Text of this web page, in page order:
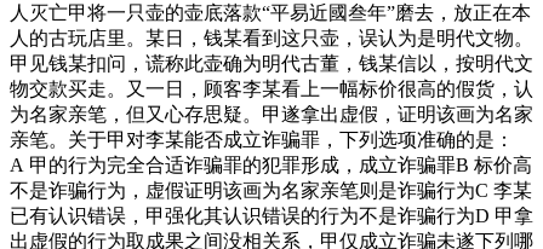
人灭亡甲将一只壶的壶底落款“平易近國叁年”磨去，放正在本
人的古玩店里。某日，钱某看到这只壶，误认为是明代文物。
甲见钱某扣问，谎称此壶确为明代古董，钱某信以，按明代文
物交款买走。又一日，顾客李某看上一幅标价很高的假货，认
为名家亲笔，但又心存思疑。甲遂拿出虚假，证明该画为名家
亲笔。关于甲对李某能否成立诈骗罪，下列选项准确的是：
A 甲的行为完全合适诈骗罪的犯罪形成，成立诈骗罪B 标价高
不是诈骗行为，虚假证明该画为名家亲笔则是诈骗行为C 李某
已有认识错误，甲强化其认识错误的行为不是诈骗行为D 甲拿
出虚假的行为取成果之间没相关系，甲仅成立诈骗未遂下列哪